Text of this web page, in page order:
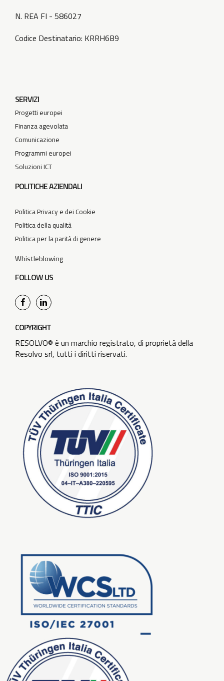
N. REA FI - 586027
Codice Destinatario: KRRH6B9
SERVIZI
Progetti europei
Finanza agevolata
Comunicazione
Programmi europei
Soluzioni ICT
POLITICHE AZIENDALI
Politica Privacy e dei Cookie
Politica della qualità
Politica per la parità di genere
Whistleblowing
FOLLOW US
COPYRIGHT
RESOLVO® è un marchio registrato, di proprietà della
Resolvo srl, tutti i diritti riservati.